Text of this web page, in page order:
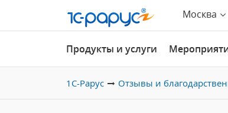
Москва
Продукты и услуги
1С-Рарус Отзывы и